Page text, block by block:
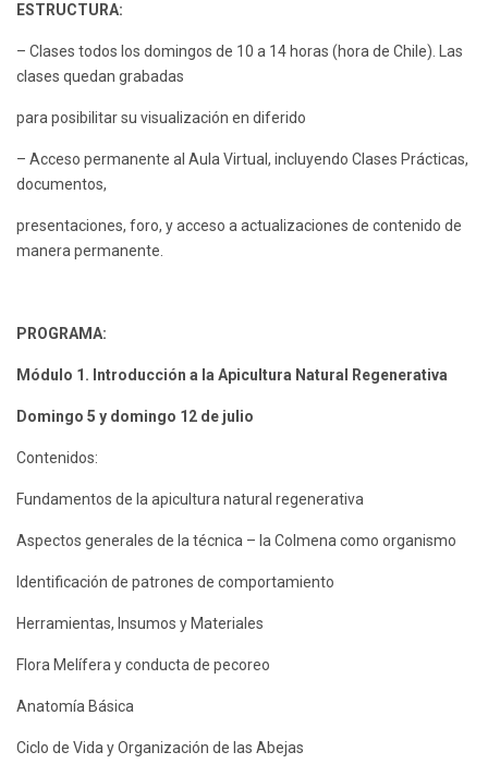
ESTRUCTURA:
– Clases todos los domingos de 10 a 14 horas (hora de Chile). Las
clases quedan grabadas
para posibilitar su visualización en diferido
– Acceso permanente al Aula Virtual, incluyendo Clases Prácticas,
documentos,
presentaciones, foro, y acceso a actualizaciones de contenido de
manera permanente.
PROGRAMA:
Módulo 1. Introducción a la Apicultura Natural Regenerativa
Domingo 5 y domingo 12 de julio
Contenidos:
Fundamentos de la apicultura natural regenerativa
Aspectos generales de la técnica – la Colmena como organismo
Identificación de patrones de comportamiento
Herramientas, Insumos y Materiales
Flora Melífera y conducta de pecoreo
Anatomía Básica
Ciclo de Vida y Organización de las Abejas